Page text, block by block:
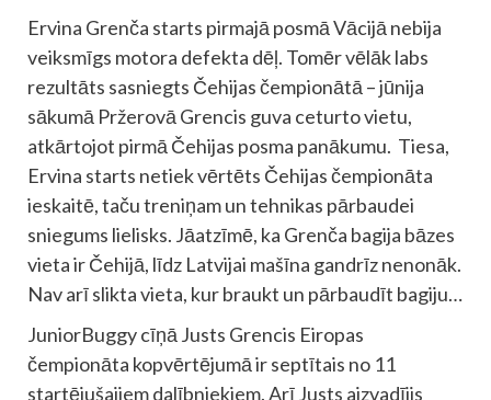
Ervina Grenča starts pirmajā posmā Vācijā nebija
veiksmīgs motora defekta dēļ. Tomēr vēlāk labs
rezultāts sasniegts Čehijas čempionātā – jūnija
sākumā Pržerovā Grencis guva ceturto vietu,
atkārtojot pirmā Čehijas posma panākumu. Tiesa,
Ervina starts netiek vērtēts Čehijas čempionāta
ieskaitē, taču treniņam un tehnikas pārbaudei
sniegums lielisks. Jāatzīmē, ka Grenča bagija bāzes
vieta ir Čehijā, līdz Latvijai mašīna gandrīz nenonāk.
Nav arī slikta vieta, kur braukt un pārbaudīt bagiju…
JuniorBuggy cīņā Justs Grencis Eiropas
čempionāta kopvērtējumā ir septītais no 11
startējušajiem dalībniekiem. Arī Justs aizvadījis